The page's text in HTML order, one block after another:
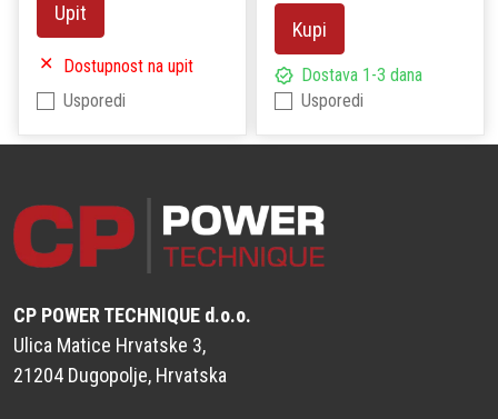
Upit
Dostupnost na upit
Usporedi
Kupi
Dostava 1-3 dana
Usporedi
CP POWER TECHNIQUE d.o.o.
Ulica Matice Hrvatske 3,
21204 Dugopolje, Hrvatska